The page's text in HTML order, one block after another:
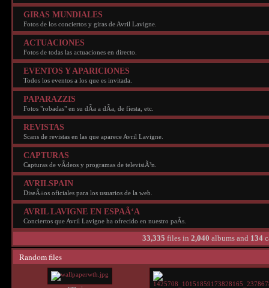
GIRAS MUNDIALES
Fotos de los conciertos y giras de Avril Lavigne.
ACTUACIONES
Fotos de todas las actuaciones en directo.
EVENTOS Y APARICIONES
Todos los eventos a los que es invitada.
PAPARAZZIS
Fotos "robadas" en su dÃ­a a dÃ­a, de fiesta, etc.
REVISTAS
Scans de revistas en las que aparece Avril Lavigne.
CAPTURAS
Capturas de vÃ­deos y programas de televisiÃ³n.
AVRILSPAIN
DiseÃ±os oficiales para los usuarios de la web.
AVRIL LAVIGNE EN ESPAÃ‘A
Conciertos que Avril Lavigne ha ofrecido en nuestro paÃ­s.
33,335 files in 2,040 albums and 134
Random files